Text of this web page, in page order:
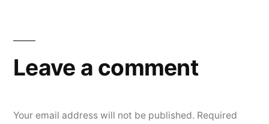
Leave a comment
Your email address will not be published. Required